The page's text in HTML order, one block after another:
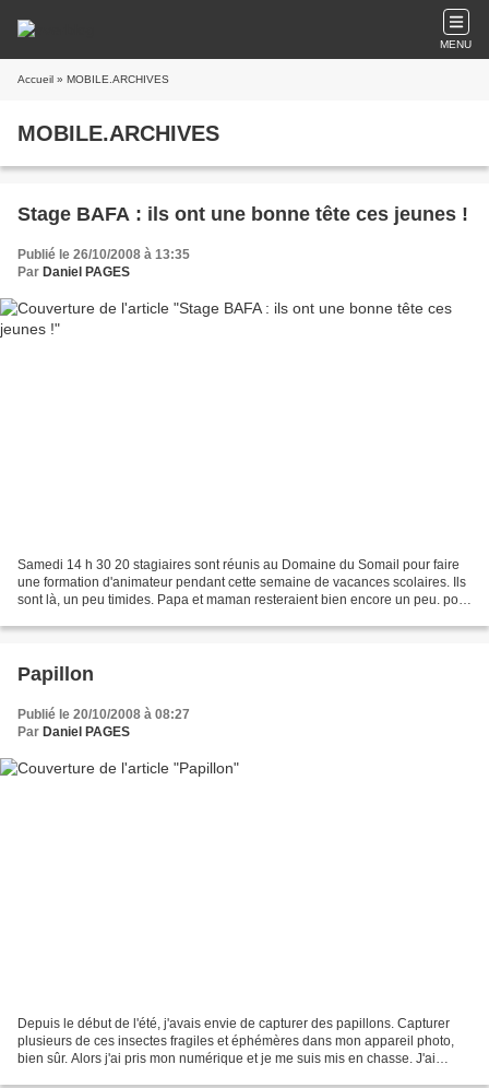
MENU
Accueil » MOBILE.ARCHIVES
MOBILE.ARCHIVES
Stage BAFA : ils ont une bonne tête ces jeunes !
Publié le 26/10/2008 à 13:35
Par Daniel PAGES
Samedi 14 h 30 20 stagiaires sont réunis au Domaine du Somail pour faire
une formation d'animateur pendant cette semaine de vacances scolaires. Ils
sont là, un peu timides. Papa et maman resteraient bien encore un peu. pour
Papillon
Publié le 20/10/2008 à 08:27
Par Daniel PAGES
Depuis le début de l'été, j'avais envie de capturer des papillons. Capturer
plusieurs de ces insectes fragiles et éphémères dans mon appareil photo,
bien sûr. Alors j'ai pris mon numérique et je me suis mis en chasse. J'ai